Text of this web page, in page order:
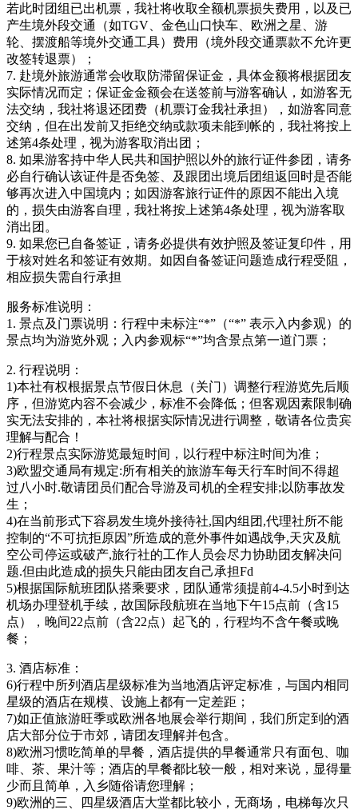
若此时团组已出机票，我社将收取全额机票损失费用，以及已
产生境外段交通（如TGV、金色山口快车、欧洲之星、游
轮、摆渡船等境外交通工具）费用（境外段交通票款不允许更
改签转退票）；
7. 赴境外旅游通常会收取防滞留保证金，具体金额将根据团友
实际情况而定；保证金金额会在送签前与游客确认，如游客无
法交纳，我社将退还团费（机票订金我社承担），如游客同意
交纳，但在出发前又拒绝交纳或款项未能到帐的，我社将按上
述第4条处理，视为游客取消出团；
8. 如果游客持中华人民共和国护照以外的旅行证件参团，请务
必自行确认该证件是否免签、及跟团出境后团组返回时是否能
够再次进入中国境内；如因游客旅行证件的原因不能出入境
的，损失由游客自理，我社将按上述第4条处理，视为游客取
消出团。
9. 如果您已自备签证，请务必提供有效护照及签证复印件，用
于核对姓名和签证有效期。如因自备签证问题造成行程受阻，
相应损失需自行承担
服务标准说明：
1. 景点及门票说明：行程中未标注“*”（“*” 表示入内参观）的
景点均为游览外观；入内参观标“*”均含景点第一道门票；
2. 行程说明：
1)本社有权根据景点节假日休息（关门）调整行程游览先后顺
序，但游览内容不会减少，标准不会降低；但客观因素限制确
实无法安排的，本社将根据实际情况进行调整，敬请各位贵宾
理解与配合！
2)行程景点实际游览最短时间，以行程中标注时间为准；
3)欧盟交通局有规定:所有相关的旅游车每天行车时间不得超
过八小时.敬请团员们配合导游及司机的全程安排;以防事故发
生；
4)在当前形式下容易发生境外接待社,国内组团,代理社所不能
控制的“不可抗拒原因”所造成的意外事件如遇战争,天灾及航
空公司停运或破产,旅行社的工作人员会尽力协助团友解决问
题.但由此造成的损失只能由团友自己承担Fd
5)根据国际航班团队搭乘要求，团队通常须提前4-4.5小时到达
机场办理登机手续，故国际段航班在当地下午15点前（含15
点），晚间22点前（含22点）起飞的，行程均不含午餐或晚
餐；
3. 酒店标准：
6)行程中所列酒店星级标准为当地酒店评定标准，与国内相同
星级的酒店在规模、设施上都有一定差距；
7)如正值旅游旺季或欧洲各地展会举行期间，我们所定到的酒
店大部分位于市郊，请团友理解并包含。
8)欧洲习惯吃简单的早餐，酒店提供的早餐通常只有面包、咖
啡、茶、果汁等；酒店的早餐都比较一般，相对来说，显得量
少而且简单，入乡随俗请您理解；
9)欧洲的三、四星级酒店大堂都比较小，无商场，电梯每次只